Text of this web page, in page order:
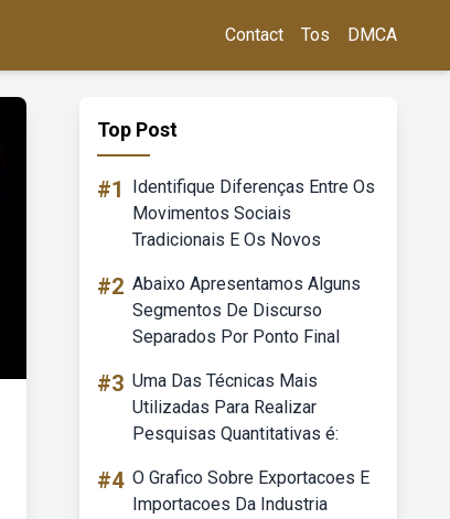
Contact Tos DMCA
Top Post
#1
Identifique Diferenças Entre Os
Movimentos Sociais
Tradicionais E Os Novos
#2 Abaixo Apresentamos Alguns
Segmentos De Discurso
Separados Por Ponto Final
#3 Uma Das Técnicas Mais
Utilizadas Para Realizar
Pesquisas Quantitativas é:
#4 O Grafico Sobre Exportacoes E
Importacoes Da Industria